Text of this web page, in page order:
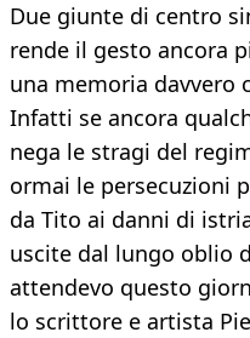
Due giunte di centro
rende il gesto ancora
una memoria davvero
Infatti se ancora
nega le stragi del
ormai le persecuzioni
da Tito ai danni di
uscite dal lungo oblio
attendevo questo
lo scrittore e artista